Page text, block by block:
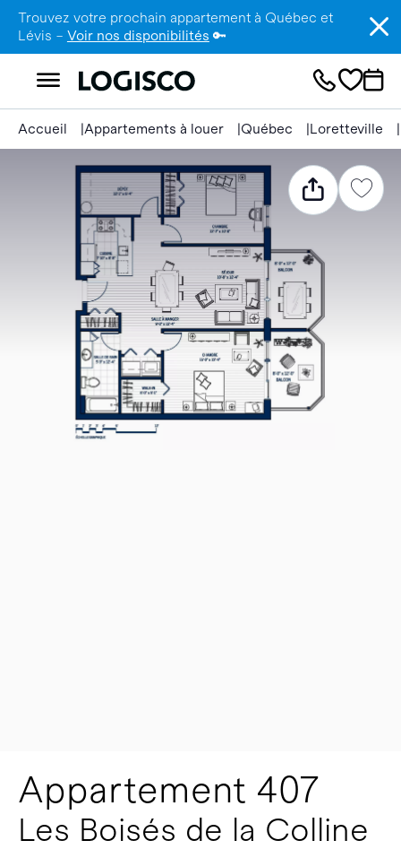
Trouvez votre prochain appartement à Québec et
Lévis – Voir nos disponibilités 🔑
Accueil Appartements à louer Québec Loretteville
Appartement 407
Les Boisés de la Colline